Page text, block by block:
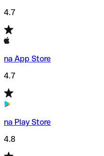
4.7
na App Store
4.7
na Play Store
4.8